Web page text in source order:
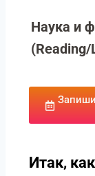
Наука и
Итак,